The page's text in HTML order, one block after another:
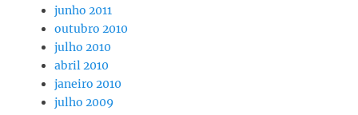
junho 2011
outubro 2010
julho 2010
abril 2010
janeiro 2010
julho 2009